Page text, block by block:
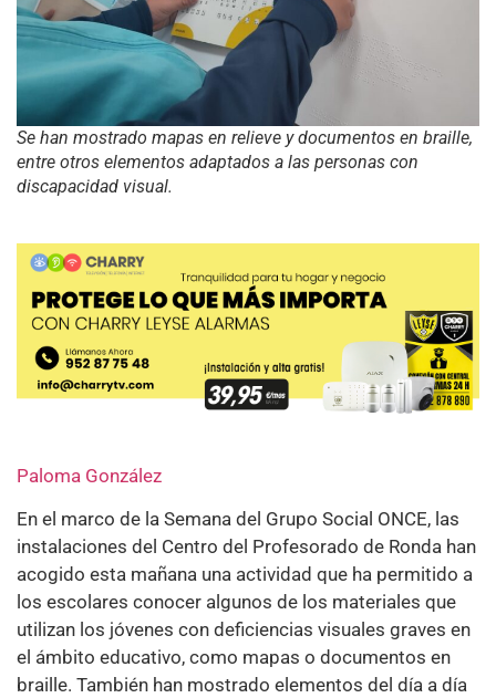
Se han mostrado mapas en relieve y documentos en braille,
entre otros elementos adaptados a las personas con
discapacidad visual.
Paloma González
En el marco de la Semana del Grupo Social ONCE, las
instalaciones del Centro del Profesorado de Ronda han
acogido esta mañana una actividad que ha permitido a
los escolares conocer algunos de los materiales que
utilizan los jóvenes con deficiencias visuales graves en
el ámbito educativo, como mapas o documentos en
braille. También han mostrado elementos del día a día